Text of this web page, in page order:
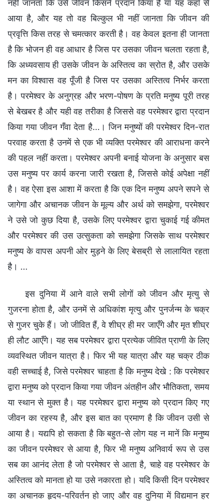
नहीं जानता कि उसे जीवन किसने प्रदान किया है या यह कहाँ से
आया है, और यह तो वह बिल्कुल भी नहीं जानता कि जीवन की
प्रवृत्ति किस तरह से चमत्कार करती है। वह केवल इतना ही जानता
है कि भोजन ही वह आधार है जिस पर उसका जीवन चलता रहता है,
कि अध्यवसाय ही उसके जीवन के अस्तित्व का स्रोत है, और उसके
मन का विश्वास वह पूँजी है जिस पर उसका अस्तित्व निर्भर करता
है। परमेश्वर के अनुग्रह और भरण-पोषण के प्रति मनुष्य पूरी तरह
से बेखबर है और यही वह तरीका है जिससे वह परमेश्वर द्वारा प्रदान
किया गया जीवन गँवा देता है...। जिन मनुष्यों की परमेश्वर दिन-रात
परवाह करता है उनमें से एक भी व्यक्ति परमेश्वर की आराधना करने
की पहल नहीं करता। परमेश्वर अपनी बनाई योजना के अनुसार बस
उस मनुष्य पर कार्य करना जारी रखता है, जिससे कोई अपेक्षा नहीं
है। वह ऐसा इस आशा में करता है कि एक दिन मनुष्य अपने सपने से
जागेगा और अचानक जीवन के मूल्य और अर्थ को समझेगा, परमेश्वर
ने उसे जो कुछ दिया है, उसके लिए परमेश्वर द्वारा चुकाई गई कीमत
और परमेश्वर की उस उत्सुकता को समझेगा जिसके साथ परमेश्वर
मनुष्य के वापस अपनी ओर मुड़ने के लिए बेसब्री से लालायित रहता
है। ...
इस दुनिया में आने वाले सभी लोगों को जीवन और मृत्यु से
गुजरना होता है, और उनमें से अधिकांश मृत्यु और पुनर्जन्म के चक्र
से गुजर चुके हैं। जो जीवित हैं, वे शीघ्र ही मर जाएँगे और मृत शीघ्र
ही लौट आएँगे। यह सब परमेश्वर द्वारा प्रत्येक जीवित प्राणी के लिए
व्यवस्थित जीवन यात्रा है। फिर भी यह यात्रा और यह चक्र ठीक
वही सच्चाई है, जिसे परमेश्वर चाहता है कि मनुष्य देखे : कि परमेश्वर
द्वारा मनुष्य को प्रदान किया गया जीवन अंतहीन और भौतिकता, समय
या स्थान से मुक्त है। यह परमेश्वर द्वारा मनुष्य को प्रदान किए गए
जीवन का रहस्य है, और इस बात का प्रमाण है कि जीवन उसी से
आया है। यद्यपि हो सकता है कि बहुत-से लोग यह न मानें कि मनुष्य
का जीवन परमेश्वर से आया है, फिर भी मनुष्य अनिवार्य रूप से उस
सब का आनंद लेता है जो परमेश्वर से आता है, चाहे वह परमेश्वर के
अस्तित्व को मानता हो या उसे नकारता हो। यदि किसी दिन परमेश्वर
का अचानक हृदय-परिवर्तन हो जाए और वह दुनिया में विद्यमान हर